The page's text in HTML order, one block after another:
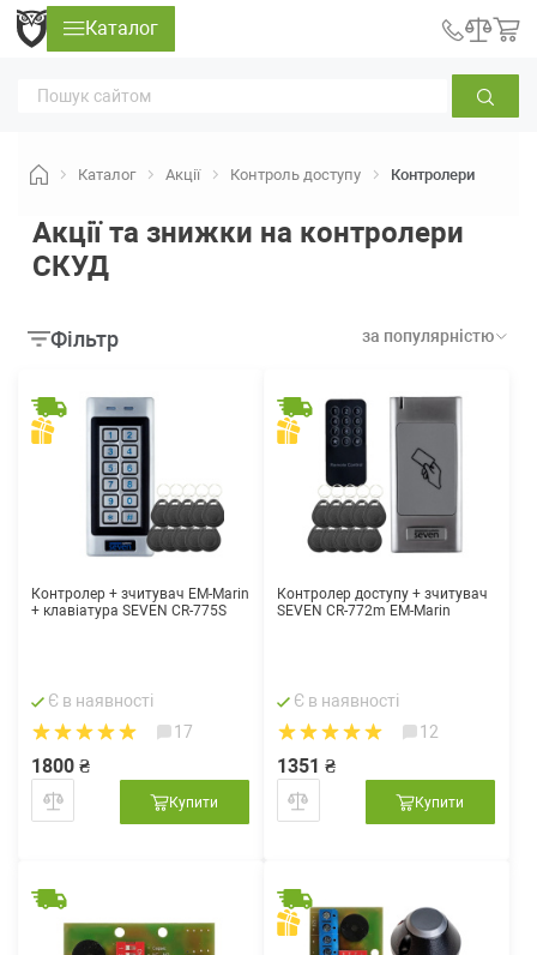
Каталог
Каталог Акції Контроль доступу Контролери
Акції та знижки на контролери
СКУД
Фільтр за популярністю
Контролер + зчитувач EM-Marin
+ клавіатура SEVEN CR-775S
Є в наявності
17
1800 ₴
Купити
Контролер доступу + зчитувач
SEVEN CR-772m EM-Marin
Є в наявності
12
1351 ₴
Купити